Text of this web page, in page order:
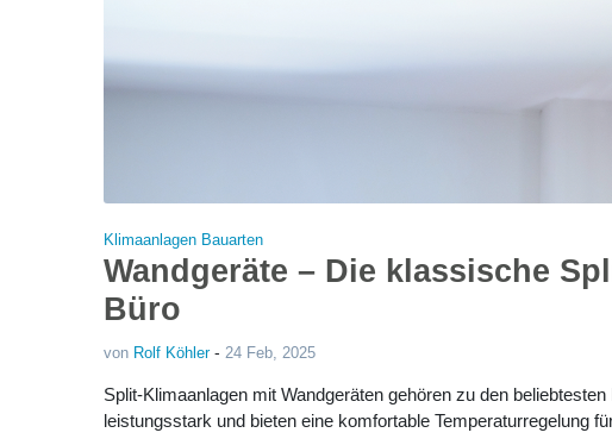
Klimaanlagen Bauarten
Wandgeräte – Die klassische
Büro
von Rolf Köhler - 24 Feb, 2025
Split-Klimaanlagen mit Wandgeräten gehören zu den
leistungsstark und bieten eine komfortable Temperaturregelung